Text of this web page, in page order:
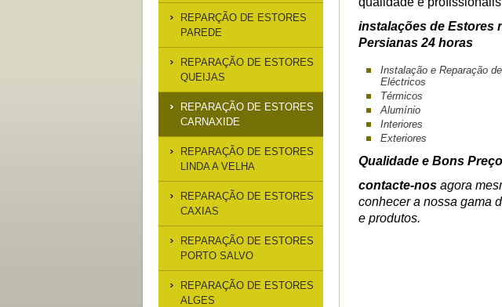
instalações de Estores
Persianas 24 horas
Instalação e Reparação
Eléctricos
Térmicos
Alumínio
Interiores
Exteriores
Qualidade e Bons
contacte-nos agora
conhecer a nossa gama
e produtos.
REPARÇÃO DE ESTORES
PAREDE
REPARAÇÃO DE ESTORES
QUEIJAS
REPARAÇÃO DE ESTORES
CARNAXIDE
REPARAÇÃO DE ESTORES
LINDA A VELHA
REPARAÇÃO DE ESTORES
CAXIAS
REPARAÇÃO DE ESTORES
PORTO SALVO
REPARAÇÃO DE ESTORES
ALGES